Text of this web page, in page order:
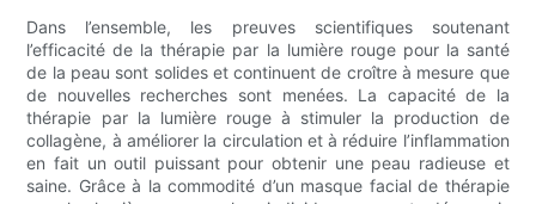
Dans l’ensemble, les preuves scientifiques soutenant
l’efficacité de la thérapie par la lumière rouge pour la santé
de la peau sont solides et continuent de croître à mesure que
de nouvelles recherches sont menées. La capacité de la
thérapie par la lumière rouge à stimuler la production de
collagène, à améliorer la circulation et à réduire l’inflammation
en fait un outil puissant pour obtenir une peau radieuse et
saine. Grâce à la commodité d’un masque facial de thérapie